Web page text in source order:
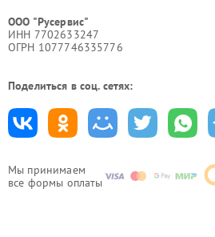
Мы принимаем
все формы оплаты
ООО "Русервис"
ИНН 7702633247
ОГРН 1077746335776
Поделиться в соц. сетях: